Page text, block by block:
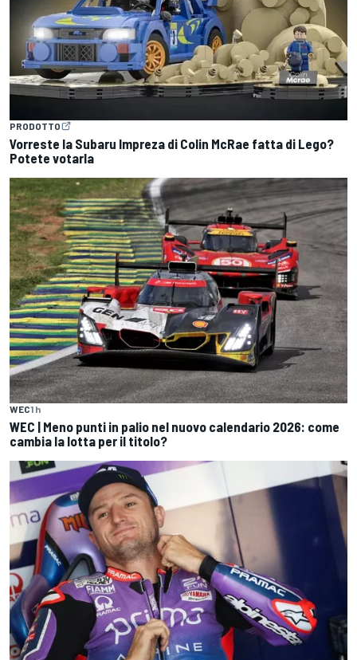
PRODOTTO
Vorreste la Subaru Impreza di Colin McRae fatta di Lego?
Potete votarla
WEC1 h
WEC | Meno punti in palio nel nuovo calendario 2026: come
cambia la lotta per il titolo?